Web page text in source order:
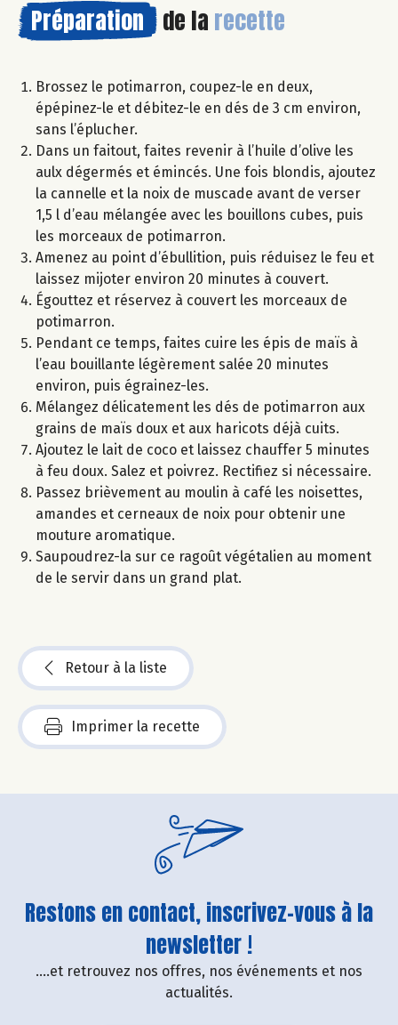
Préparation de la recette
Brossez le potimarron, coupez-le en deux,
épépinez-le et débitez-le en dés de 3 cm environ,
sans l’éplucher.
Dans un faitout, faites revenir à l’huile d’olive les
aulx dégermés et émincés. Une fois blondis, ajoutez
la cannelle et la noix de muscade avant de verser
1,5 l d’eau mélangée avec les bouillons cubes, puis
les morceaux de potimarron.
Amenez au point d’ébullition, puis réduisez le feu et
laissez mijoter environ 20 minutes à couvert.
Égouttez et réservez à couvert les morceaux de
potimarron.
Pendant ce temps, faites cuire les épis de maïs à
l’eau bouillante légèrement salée 20 minutes
environ, puis égrainez-les.
Mélangez délicatement les dés de potimarron aux
grains de maïs doux et aux haricots déjà cuits.
Ajoutez le lait de coco et laissez chauffer 5 minutes
à feu doux. Salez et poivrez. Rectifiez si nécessaire.
Passez brièvement au moulin à café les noisettes,
amandes et cerneaux de noix pour obtenir une
mouture aromatique.
Saupoudrez-la sur ce ragoût végétalien au moment
de le servir dans un grand plat.
Retour à la liste
Imprimer la recette
Restons en contact, inscrivez-vous à la
newsletter !
....et retrouvez nos offres, nos événements et nos
actualités.